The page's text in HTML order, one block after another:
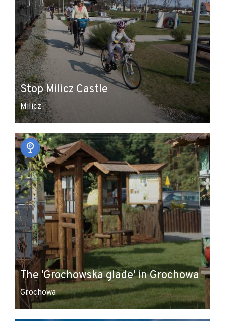
Stop Milicz Castle
Milicz
The 'Grochowska glade' in Grochowa
Grochowa